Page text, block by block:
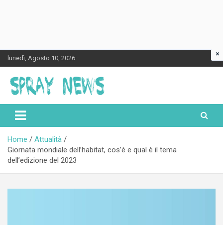
Skip
to
content
lunedì, Agosto 10, 2026
Spraynews.it
Home
Attualità
Giornata mondiale dell’habitat, cos’è e qual è il tema
dell’edizione del 2023
×